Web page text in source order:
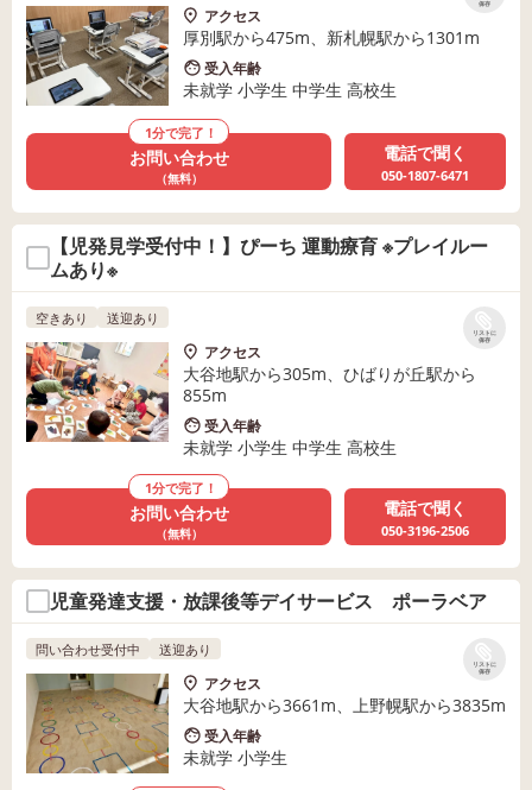
保存
アクセス
厚別駅から475m、新札幌駅から1301m
受入年齢
未就学 小学生 中学生 高校生
1分で完了！
お問い合わせ
（無料）
電話で聞く
050-1807-6471
【児発見学受付中！】ぴーち 運動療育 ※プレイルー
ムあり※
リストに
保存
空きあり 送迎あり
アクセス
大谷地駅から305m、ひばりが丘駅から
855m
受入年齢
未就学 小学生 中学生 高校生
1分で完了！
お問い合わせ
（無料）
電話で聞く
050-3196-2506
児童発達支援・放課後等デイサービス ポーラベア
リストに
保存
問い合わせ受付中 送迎あり
アクセス
大谷地駅から3661m、上野幌駅から3835m
受入年齢
未就学 小学生